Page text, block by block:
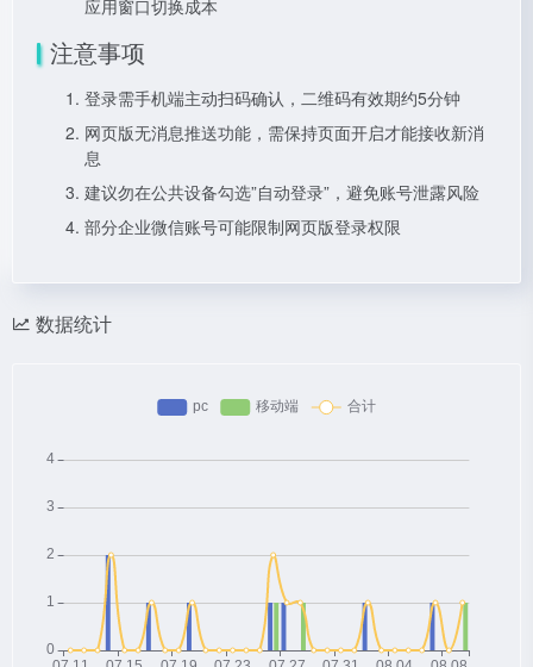
应用窗口切换成本
注意事项
登录需手机端主动扫码确认，二维码有效期约5分钟
网页版无消息推送功能，需保持页面开启才能接收新消
息
建议勿在公共设备勾选”自动登录”，避免账号泄露风险
部分企业微信账号可能限制网页版登录权限
数据统计